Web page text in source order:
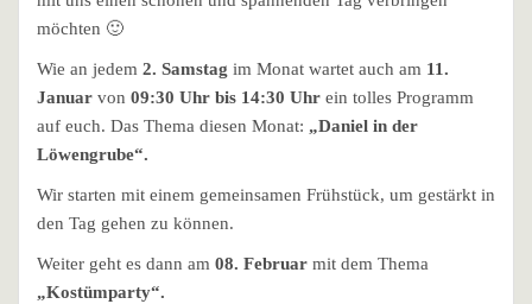
möchten 🙂
Wie an jedem 2. Samstag im Monat wartet auch am 11.
Januar von 09:30 Uhr bis 14:30 Uhr ein tolles Programm
auf euch. Das Thema diesen Monat: „Daniel in der
Löwengrube“.
Wir starten mit einem gemeinsamen Frühstück, um gestärkt in
den Tag gehen zu können.
Weiter geht es dann am 08. Februar mit dem Thema
„Kostümparty“.